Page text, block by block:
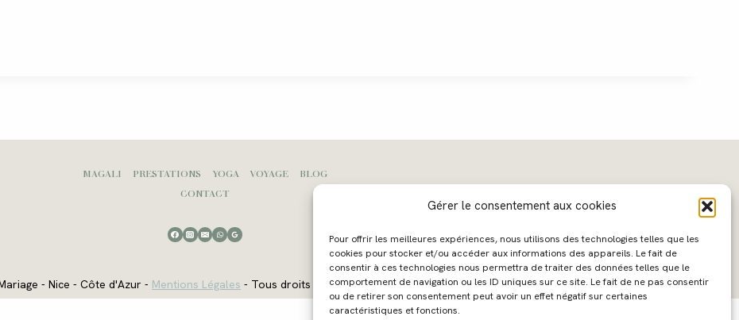
Gérer le consentement aux cookies
Pour offrir les meilleures expériences, nous utilisons des technologies telles que les
cookies pour stocker et/ou accéder aux informations des appareils. Le fait de
consentir à ces technologies nous permettra de traiter des données telles que le
comportement de navigation ou les ID uniques sur ce site. Le fait de ne pas consentir
ou de retirer son consentement peut avoir un effet négatif sur certaines
caractéristiques et fonctions.
MAGALI PRESTATIONS YOGA VOYAGE
BLOG
CONTACT
- Nice - Côte d'Azur - Mentions Légales - Tous droits réservés - Webdesign :Caroline Liabot- Hébergement :Azur Média